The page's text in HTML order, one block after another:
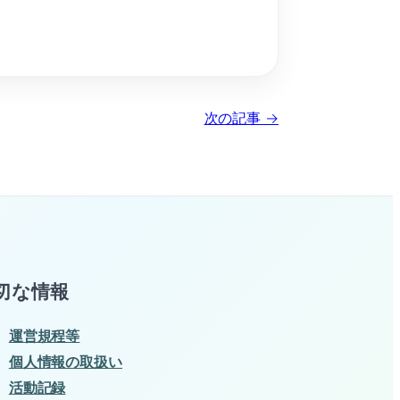
次の記事 →
な情報
運営規程等
個人情報の取扱い
活動記録